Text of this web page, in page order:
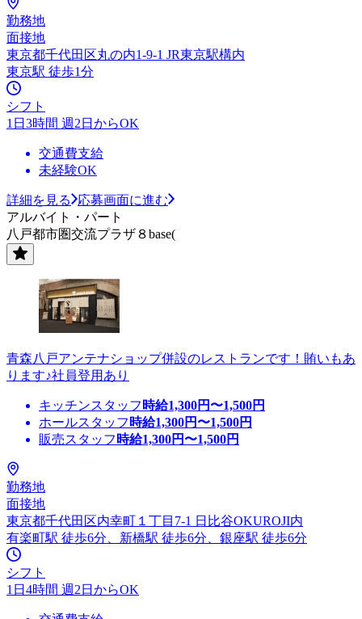
勤務地
面接地
東京都千代田区丸の内1-9-1 JR東京駅構内
東京駅 徒歩1分
シフト
1日3時間 週2日からOK
交通費支給
未経験OK
詳細を見る
応募画面に進む
アルバイト・パート
八戸都市圏交流プラザ８base(
青森八戸アンテナショップ併設のレストランです！賄いもあ
ります♪社員登用あり
キッチンスタッフ 時給1,300円〜1,500円
ホールスタッフ 時給1,300円〜1,500円
販売スタッフ 時給1,300円〜1,500円
勤務地
面接地
東京都千代田区内幸町１丁目7-1 日比谷OKUROJI内
有楽町駅 徒歩6分、新橋駅 徒歩6分、銀座駅 徒歩6分
シフト
1日4時間 週2日からOK